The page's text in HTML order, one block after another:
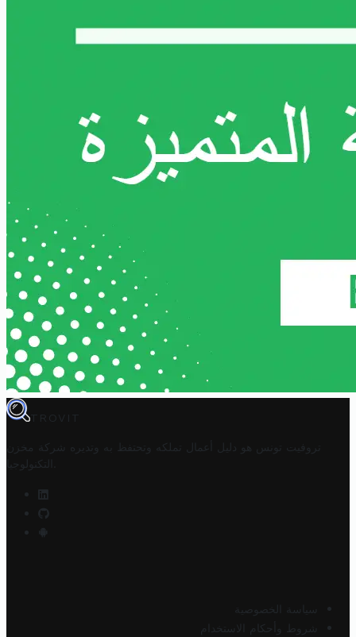
TROVIT
تروفيت تونس هو دليل أعمال تملكه وتحتفظ به وتديره
شركة مخزن
التكنولوجيا
سياسة الخصوصية
شروط وأحكام الاستخدام